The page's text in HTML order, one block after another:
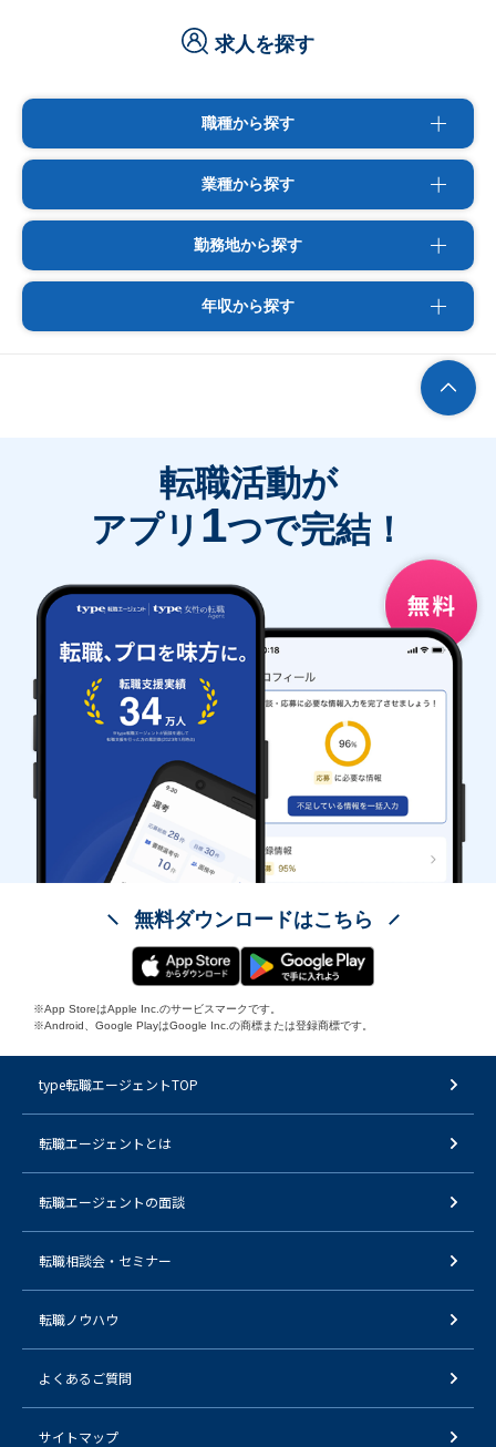
求人を探す
職種から探す
業種から探す
勤務地から探す
年収から探す
転職活動が
アプリ 1つで完結！
無料ダウンロードはこちら
※App StoreはApple Inc.のサービスマークです。
※Android、Google PlayはGoogle Inc.の商標または登録商標です。
type転職エージェントTOP
転職エージェントとは
転職エージェントの面談
転職相談会・セミナー
転職ノウハウ
よくあるご質問
サイトマップ